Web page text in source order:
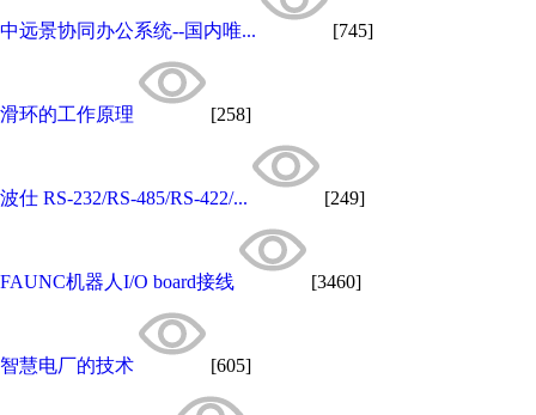
中远景协同办公系统--国内唯... [745]
滑环的工作原理 [258]
波仕 RS-232/RS-485/RS-422/... [249]
FAUNC机器人I/O board接线 [3460]
智慧电厂的技术 [605]